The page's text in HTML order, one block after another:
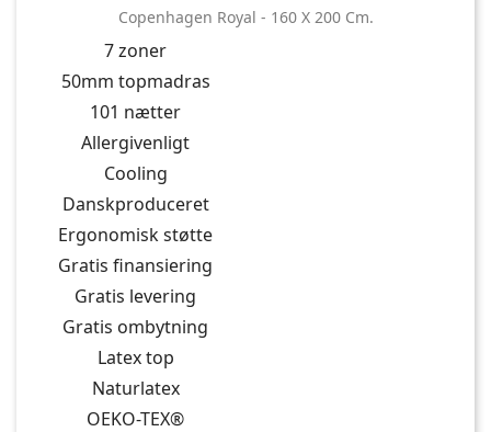
Copenhagen Royal - 160 X 200 Cm.
7 zoner
50mm topmadras
101 nætter
Allergivenligt
Cooling
Danskproduceret
Ergonomisk støtte
Gratis finansiering
Gratis levering
Gratis ombytning
Latex top
Naturlatex
OEKO-TEX®